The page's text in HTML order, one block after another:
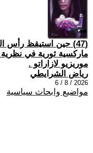
(47) حين استيقظ رأس
ماركسية ثورية في
موريزيو لازاراتو .
رياض الشرايطي
2026 / 8 / 6
مواضيع وابحاث سياسية